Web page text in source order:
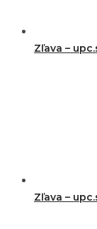
Zľava –
Zľava –